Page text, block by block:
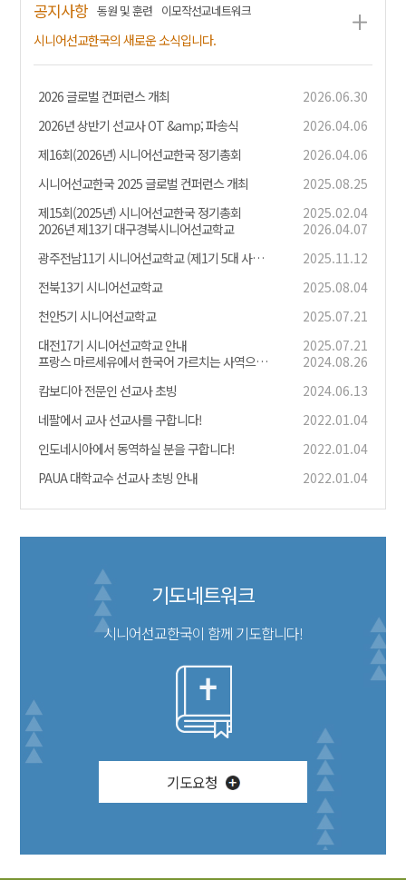
공지사항
시니어선교한국의 새로운 소식입니다.
동원 및 훈련 이모작선교네트워크
2026 글로벌 컨퍼런스 개최
2026.06.30
2026년 상반기 선교사 OT &amp; 파송식
2026.04.06
제16회(2026년) 시니어선교한국 정기총회
2026.04.06
시니어선교한국 2025 글로벌 컨퍼런스 개최
2025.08.25
제15회(2025년) 시니어선교한국 정기총회
2025.02.04
2026년 제13기 대구경북시니어선교학교
2026.04.07
광주전남11기 시니어선교학교 (제1기 5대 사명학교)
2025.11.12
전북13기 시니어선교학교
2025.08.04
천안5기 시니어선교학교
2025.07.21
대전17기 시니어선교학교 안내
2025.07.21
프랑스 마르세유에서 한국어 가르치는 사역으로 동역하실 시니어를 찾습니다!
2024.08.26
캄보디아 전문인 선교사 초빙
2024.06.13
네팔에서 교사 선교사를 구합니다!
2022.01.04
인도네시아에서 동역하실 분을 구합니다!
2022.01.04
PAUA 대학교수 선교사 초빙 안내
2022.01.04
기도네트워크
시니어선교한국이 함께 기도합니다!
기도요청